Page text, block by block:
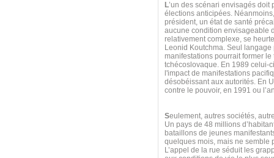
L’un des scénari envisagés
élections anticipées.
président, un état de santé
aucune condition envisageable
relativement complexe, se
Leonid Koutchma. Seul
manifestations pourrait former
tchécoslovaque. En 1989 celui-
l'impact de manifestations
désobéissant aux autorités. En
contre le pouvoir, en 1991 ou
Seulement, autres sociétés,
Un pays de 48 millions
bataillons de jeunes
quelques mois, mais ne semble
L’appel de la rue séduit les